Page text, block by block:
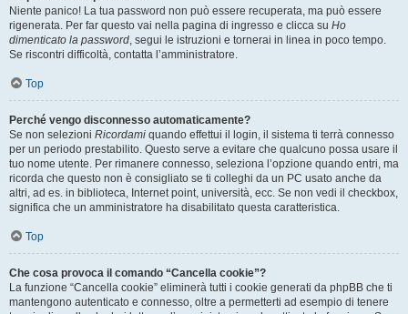
Niente panico! La tua password non può essere recuperata, ma può essere
rigenerata. Per far questo vai nella pagina di ingresso e clicca su Ho
dimenticato la password, segui le istruzioni e tornerai in linea in poco tempo.
Se riscontri difficoltà, contatta l’amministratore.
Top
Perché vengo disconnesso automaticamente?
Se non selezioni Ricordami quando effettui il login, il sistema ti terrà connesso
per un periodo prestabilito. Questo serve a evitare che qualcuno possa usare il
tuo nome utente. Per rimanere connesso, seleziona l’opzione quando entri, ma
ricorda che questo non è consigliato se ti colleghi da un PC usato anche da
altri, ad es. in biblioteca, Internet point, università, ecc. Se non vedi il checkbox,
significa che un amministratore ha disabilitato questa caratteristica.
Top
Che cosa provoca il comando “Cancella cookie”?
La funzione “Cancella cookie” eliminerà tutti i cookie generati da phpBB che ti
mantengono autenticato e connesso, oltre a permetterti ad esempio di tenere